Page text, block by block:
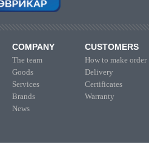
COMPANY
The team
Goods
Services
Brands
News
CUSTOMERS
How to make order
Delivery
Certificates
Warranty